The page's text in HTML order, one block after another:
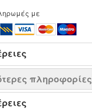
με
πληροφορίες